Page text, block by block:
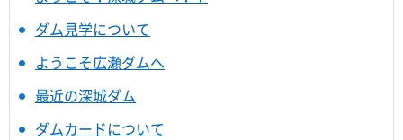
ダム見学について
ようこそ広瀬ダムへ
最近の深城ダム
ダムカードについて